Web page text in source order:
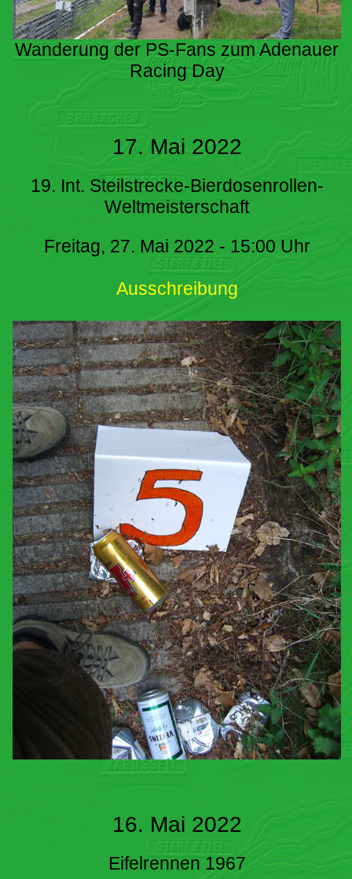
Wanderung der PS-Fans zum Adenauer
Racing Day
17. Mai 2022
19. Int. Steilstrecke-Bierdosenrollen-
Weltmeisterschaft
Freitag, 27. Mai 2022 - 15:00 Uhr
Ausschreibung
16. Mai 2022
Eifelrennen 1967